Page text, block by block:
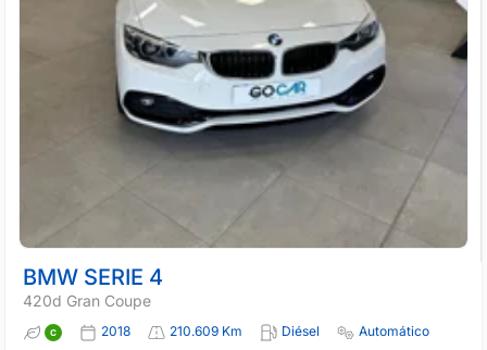
BMW SERIE 4
420d Gran Coupe
2018 210.609 Km Diésel
Automático